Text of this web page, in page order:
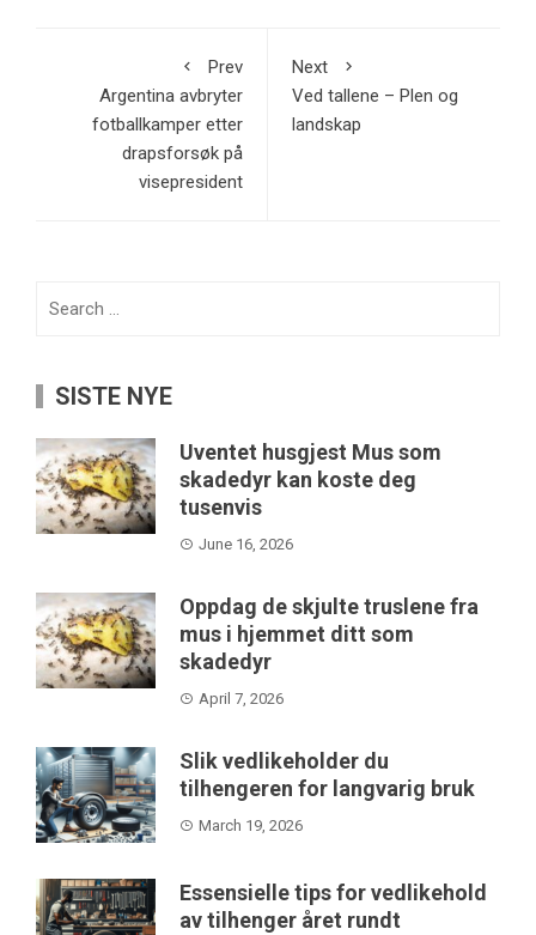
Prev
Argentina avbryter
fotballkamper etter
drapsforsøk på
visepresident
Next
Ved tallene – Plen og
landskap
SISTE NYE
Uventet husgjest Mus som
skadedyr kan koste deg
tusenvis
June 16, 2026
Oppdag de skjulte truslene fra
mus i hjemmet ditt som
skadedyr
April 7, 2026
Slik vedlikeholder du
tilhengeren for langvarig bruk
March 19, 2026
Essensielle tips for vedlikehold
av tilhenger året rundt